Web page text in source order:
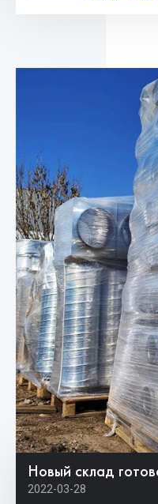
Новый склад
2022-03-28